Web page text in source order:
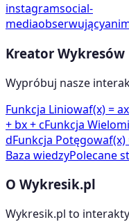
instagramsocial-
mediaobserwujący
Kreator Wykresów
Wypróbuj nasze
Funkcja Liniowaf(x) =
+ bx + cFunkcja
dFunkcja Potęgowaf(x)
Baza wiedzyPolecane
O Wykresik.pl
Wykresik.pl to